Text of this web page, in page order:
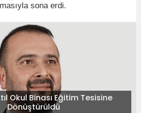
sona erdi.
Okul Binası Eğitim Tesisine
Dönüştürüldü